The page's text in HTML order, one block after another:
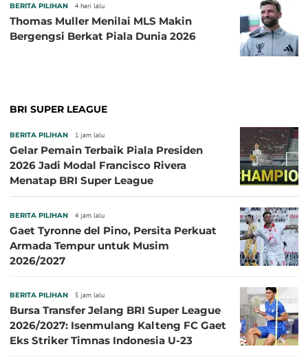
BERITA PILIHAN 4 hari lalu
Thomas Muller Menilai MLS Makin
Bergengsi Berkat Piala Dunia 2026
BRI SUPER LEAGUE
BERITA PILIHAN 1 jam lalu
Gelar Pemain Terbaik Piala Presiden
2026 Jadi Modal Francisco Rivera
Menatap BRI Super League
BERITA PILIHAN 4 jam lalu
Gaet Tyronne del Pino, Persita Perkuat
Armada Tempur untuk Musim
2026/2027
BERITA PILIHAN 5 jam lalu
Bursa Transfer Jelang BRI Super League
2026/2027: Isenmulang Kalteng FC Gaet
Eks Striker Timnas Indonesia U-23